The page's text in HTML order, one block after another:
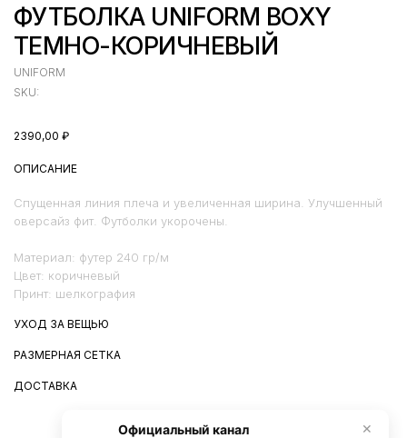
✕
Официальный канал
ФУТБОЛКА UNIFORM BOXY
ТЕМНО-КОРИЧНЕВЫЙ
UNIFORM
SKU:
2390,00 ₽
ОПИСАНИЕ
Спущенная линия плеча и увеличенная ширина. Улучшенный
оверсайз фит. Футболки укорочены.
Материал: футер 240 гр/м
Цвет: коричневый
Принт: шелкография
УХОД ЗА ВЕЩЬЮ
РАЗМЕРНАЯ СЕТКА
ДОСТАВКА